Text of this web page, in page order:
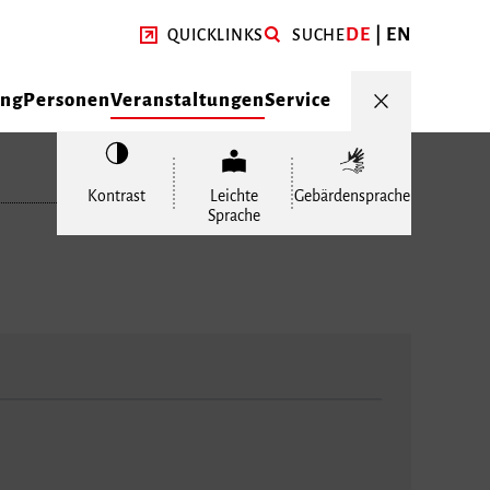
QUICKLINKS SUCHEDE EN
PersonenVeranstaltungenService
Kontrast
Leichte
Sprache
Gebärdensprache